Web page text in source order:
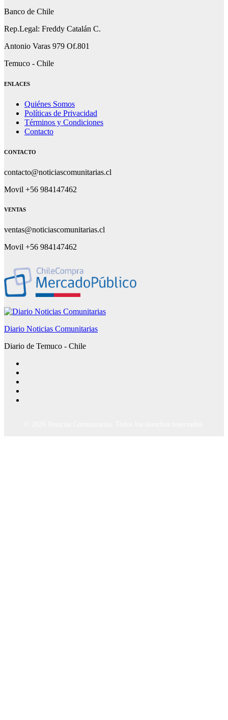
Banco de Chile
Rep.Legal: Freddy Catalán C.
Antonio Varas 979 Of.801
Temuco - Chile
ENLACES
Quiénes Somos
Políticas de Privacidad
Términos y Condiciones
Contacto
CONTACTO
contacto@noticiascomunitarias.cl
Movil +56 984147462
VENTAS
ventas@noticiascomunitarias.cl
Movil +56 984147462
Diario Noticias Comunitarias
Diario de Temuco - Chile